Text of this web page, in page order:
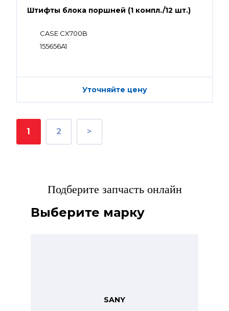
Штифты блока поршней (1 компл./12 шт.)
CASE CX700B
155656A1
Уточняйте цену
1 2 >
Подберите запчасть онлайн
Выберите марку
SANY